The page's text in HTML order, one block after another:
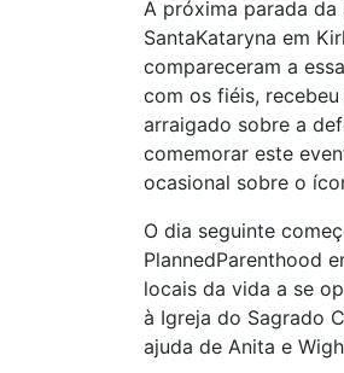
A próxima parada
SantaKataryna em
compareceram a
com os fiéis,
arraigado sobre a
comemorar este
ocasional sobre o
O dia seguinte
PlannedParenthood
locais da vida a se
à Igreja do Sagrado
ajuda de Anita e